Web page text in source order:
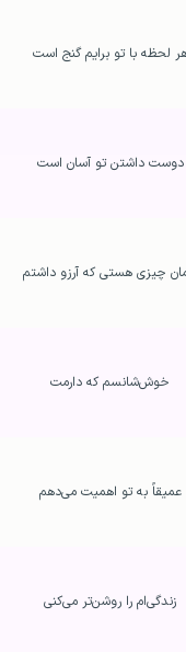
لحظه با تو برایم گنج است
دوست داشتن تو آسان است
چیزی هستی که آرزو داشتم
خوش‌شانسم که دارمت
عمیقاً به تو اهمیت می‌دهم
زندگی‌ام را روشن‌تر می‌کنی